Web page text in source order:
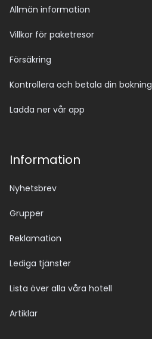
Allmän information
Villkor för paketresor
Försäkring
Kontrollera och betala din bokning
Ladda ner vår app
Information
Nyhetsbrev
Grupper
Reklamation
Lediga tjänster
Lista över alla våra hotell
Artiklar